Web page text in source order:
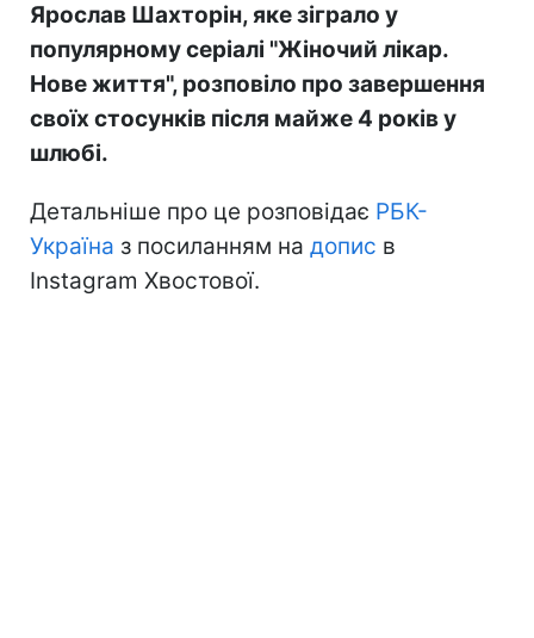
Ярослав Шахторін, яке зіграло у
популярному серіалі "Жіночий лікар.
Нове життя", розповіло про завершення
своїх стосунків після майже 4 років у
шлюбі.
Детальніше про це розповідає РБК-
Україна з посиланням на допис в
Instagram Хвостової.